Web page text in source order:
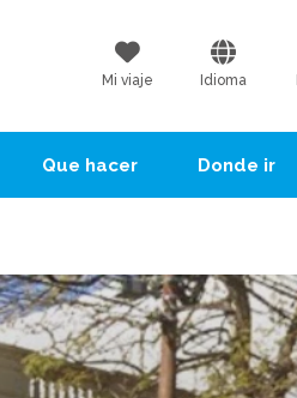
Mi viaje Idioma
Que hacer Donde ir